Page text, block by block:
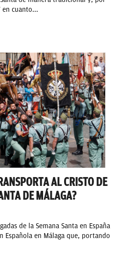
en cuanto...
AL CRISTO DE
DE MÁLAGA?
de la Semana Santa en España
Española en Málaga que, portando